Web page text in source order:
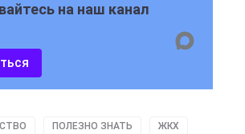
на наш канал
ПОЛЕЗНО ЗНАТЬ ЖКХ